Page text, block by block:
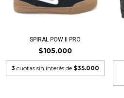
SPIRAL POW II PRO
$105.000
3 cuotas sin interés de $35.000